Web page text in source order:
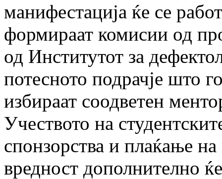
манифестација ќе се
формираат комисии од
од Институтот за
потесното подрачје што
избираат соодветен
Учеството на
спонзорства и плаќање на
вредност дополнително